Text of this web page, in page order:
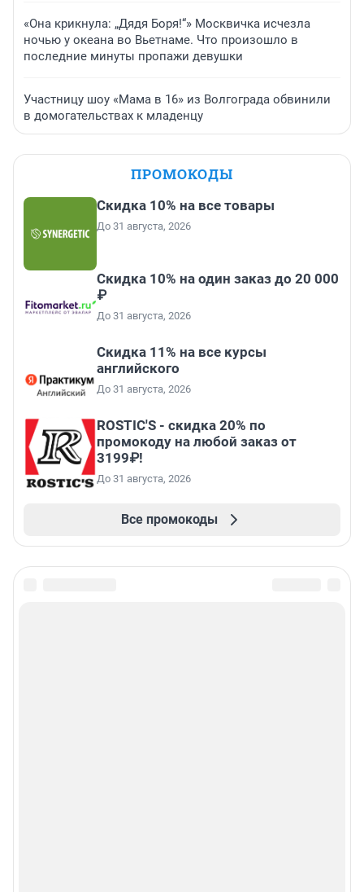
«Она крикнула: „Дядя Боря!“» Москвичка исчезла
ночью у океана во Вьетнаме. Что произошло в
последние минуты пропажи девушки
Участницу шоу «Мама в 16» из Волгограда обвинили
в домогательствах к младенцу
ПРОМОКОДЫ
Скидка 10% на все товары
До 31 августа, 2026
Скидка 10% на один заказ до 20 000
₽
До 31 августа, 2026
Скидка 11% на все курсы
английского
До 31 августа, 2026
ROSTIC'S - скидка 20% по
промокоду на любой заказ от
3199₽!
До 31 августа, 2026
Все промокоды